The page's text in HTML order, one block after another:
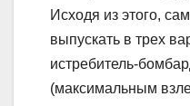
Исходя из этого,
выпускать в трех
истребитель-
(максимальным